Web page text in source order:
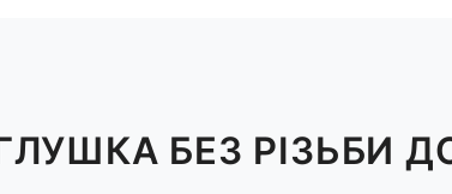
БЕЗ РІЗЬБИ